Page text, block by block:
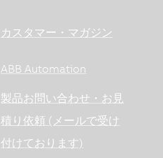
カスタマー・マガジン
ABB Automation
製品お問い合わせ・お見
積り依頼 (メールで受け
付けております)